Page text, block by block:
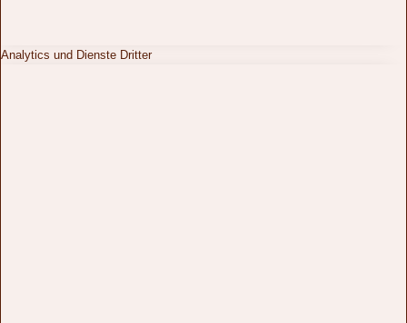
Analytics und Dienste Dritter